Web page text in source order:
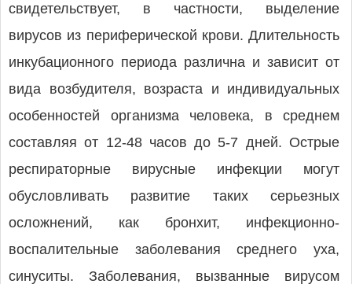
свидетельствует, в частности, выделение
вирусов из периферической крови. Дли­тель­ность
инкубационного периода различна и зависит от
вида возбудителя, возраста и индивидуальных
особенностей организма человека, в среднем
составляя от 12-48 часов до 5-7 дней. Острые
респираторные вирусные инфекции могут
обусловливать развитие таких серьезных
осложнений, как бронхит, инфекционно-
воспалительные заболевания среднего уха,
синуситы. Заболевания, вызванные вирусом